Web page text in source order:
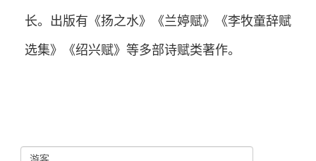
长。出版有《扬之水》《兰婷赋》《李牧童辞赋
选集》《绍兴赋》等多部诗赋类著作。